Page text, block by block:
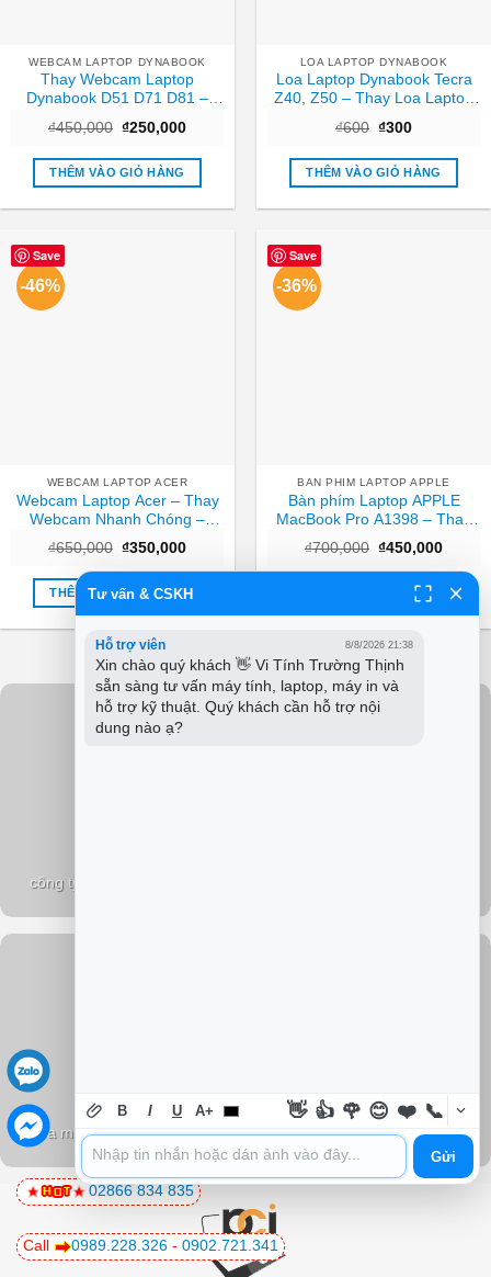
WEBCAM LAPTOP DYNABOOK
Thay Webcam Laptop
Dynabook D51 D71 D81 –
TPHCM
₫450,000 Giá
là:
₫450,000.
₫250,000Giá
tại
₫250,000.
THÊM VÀO GIỎ HÀNG
LOA LAPTOP DYNABOOK
Loa Laptop Dynabook Tecra
Z40, Z50 – Thay Loa Laptop
₫600 Giá
là:
₫600.
₫300Giá
tại
là:
₫300.
THÊM VÀO GIỎ HÀNG
Save
-46%
WEBCAM LAPTOP ACER
Webcam Laptop Acer – Thay
Webcam Nhanh Chóng –
₫650,000 Giá
là:
₫650,000.
₫350,000Giá
tại
là:
₫350,000.
THÊM VÀO GIỎ HÀNG
Save
-36%
BAN PHIM LAPTOP APPLE
Bàn phím Laptop APPLE
MacBook Pro A1398 – Thay
₫700,000 Giá
là:
₫700,000.
₫450,000Giá
tại
là:
THÊM VÀO GIỎ HÀNG
công ty sửa máy tính pci
Sửa máy tính tại nhà PCI
Call 0989.228.326 - 0902.721.341
02866 834 835
Tư vấn & CSKH
Hỗ trợ viên 8/8/2026 21:38
Xin chào quý khách 👋 Vi Tính Trường Thịnh
sẵn sàng tư vấn máy tính, laptop, máy in và
hỗ trợ kỹ thuật. Quý khách cần hỗ trợ nội
dung nào ạ?
B I U A+ 👋 👍 🌹 😊 ❤️ 📞
Gửi